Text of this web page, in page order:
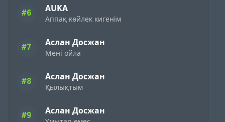
#6 AUKA
Аппақ көйлек кигенім
#7 Аслан Досжан
Мені ойла
#8 Аслан Досжан
Қылықтым
#9 Аслан Досжан